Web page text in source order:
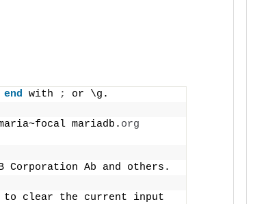
end with ;
or \g.
mariadb. org
Corporation Ab and others.
to clear the current input